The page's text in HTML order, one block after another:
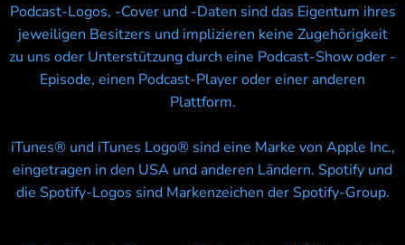
Podcast-Logos, -Cover und -Daten sind das Eigentum ihres
jeweiligen Besitzers und implizieren keine Zugehörigkeit
zu uns oder Unterstützung durch eine Podcast-Show oder -
Episode, einen Podcast-Player oder einer anderen
Plattform.
iTunes® und iTunes Logo® sind eine Marke von Apple Inc.,
eingetragen in den USA und anderen Ländern. Spotify und
die Spotify-Logos sind Markenzeichen der Spotify-Group.